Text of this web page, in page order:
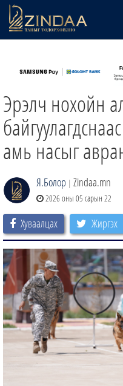
ТВ8
ӨГЛӨӨНИЙ СОНИН
АУДИО ЗОХИОЛ
ЗИНДАА СЭТГҮҮЛ
Эрэлч нохойн
амь насыг
Я.Болор | Zindaa.mn
2026 оны 05 сарын 22
Хуваалцах Жиргэх